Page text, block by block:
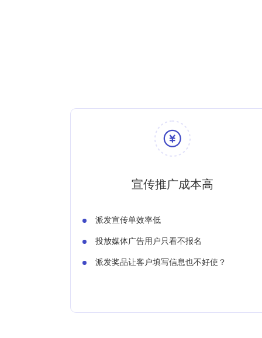
宣传推广成本高
派发宣传单效率低
投放媒体广告用户只看不报名
派发奖品让客户填写信息也不好使？